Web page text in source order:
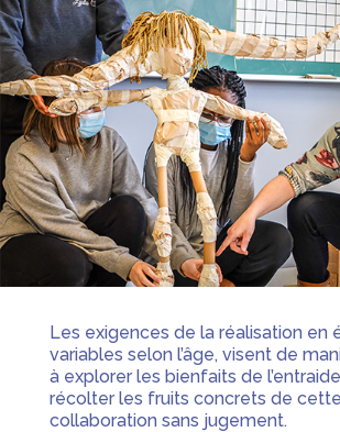
Les exigences de la réalisation en
variables selon l’âge, visent de
à explorer les bienfaits de
récolter les fruits concrets de cette
collaboration sans jugement.